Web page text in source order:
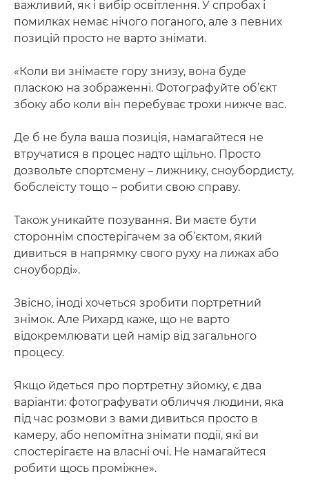
важливий, як і вибір освітлення. У спробах і
помилках немає нічого поганого, але з певних
позицій просто не варто знімати.
«Коли ви знімаєте гору знизу, вона буде
пласкою на зображенні. Фотографуйте об’єкт
збоку або коли він перебуває трохи нижче вас.
Де б не була ваша позиція, намагайтеся не
втручатися в процес надто щільно. Просто
дозвольте спортсмену – лижнику, сноубордисту,
бобслеїсту тощо – робити свою справу.
Також уникайте позування. Ви маєте бути
стороннім спостерігачем за об’єктом, який
дивиться в напрямку свого руху на лижах або
сноуборді».
Звісно, іноді хочеться зробити портретний
знімок. Але Рихард каже, що не варто
відокремлювати цей намір від загального
процесу.
Якщо йдеться про портретну зйомку, є два
варіанти: фотографувати обличчя людини, яка
під час розмови з вами дивиться просто в
камеру, або непомітна знімати події, які ви
спостерігаєте на власні очі. Не намагайтеся
робити щось проміжне».